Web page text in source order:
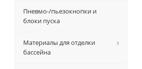
Пневмо-/пьезокнопки и
блоки пуска
Материалы для отделки
бассейна